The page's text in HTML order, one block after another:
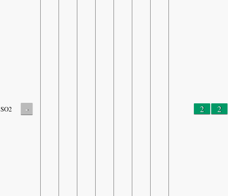
SO2 - 2 2